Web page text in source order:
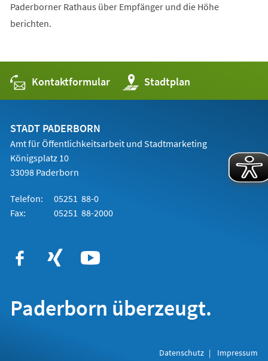
Paderborner Rathaus über Empfänger und die Höhe
berichten.
Kontaktformular Stadtplan
(Öffnet
in
einem
STADT PADERBORN
Amt für Öffentlichkeitsarbeit und Stadtmarketing
Königsplatz 10
33098 Paderborn
Telefon:
05251 88-0
Fax:
05251 88-2000
Paderborn überzeugt.
Datenschutz Impressum